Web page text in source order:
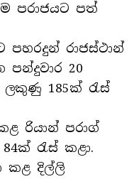
පරාජයට පත්
රාජස්ථාන්
20
ලකුණු 185ක් රැස්
රියාන් පරාග්
රැස් කළා.
කළ දිල්ලි